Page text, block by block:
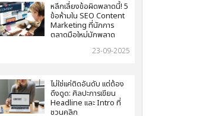
หลีกเลี่ยงข้อผิดพลาดนี้! 5
ข้อห้ามใน SEO Content
Marketing ที่นักการ
ตลาดมือใหม่มักพลาด
23-09-2025
ไม่ใช่แค่ติดอันดับ แต่ต้อง
ดึงดูด: ศิลปะการเขียน
Headline และ Intro ที่
ชวนคลิก